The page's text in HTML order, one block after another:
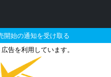
開始の通知を受け取る
告を利用しています。
ストレーター